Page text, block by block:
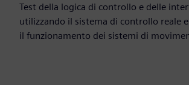
Test della logica di controllo e delle
utilizzando il sistema di controllo reale
il funzionamento dei sistemi di